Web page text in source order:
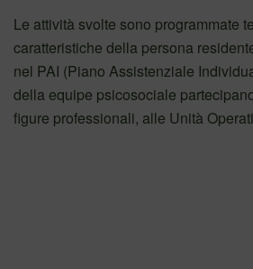
Le attività svolte sono programmate
caratteristiche della persona
nel PAI (Piano Assistenziale
della equipe psicosociale
figure professionali, alle Unità